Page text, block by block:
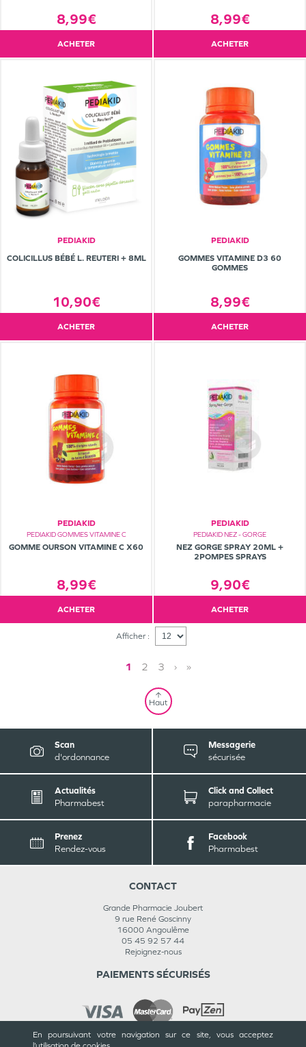
En poursuivant votre navigation sur ce site, vous acceptez
8,99€
ACHETER
8,99€
ACHETER
PEDIAKID
COLICILLUS BÉBÉ L. REUTERI + 8ML
10,90€
ACHETER
PEDIAKID
GOMMES VITAMINE D3 60
GOMMES
8,99€
ACHETER
PEDIAKID
PEDIAKID GOMMES VITAMINE C
GOMME OURSON VITAMINE C X60
8,99€
ACHETER
PEDIAKID
PEDIAKID NEZ - GORGE
NEZ GORGE SPRAY 20ML +
2POMPES SPRAYS
9,90€
ACHETER
Afficher :
1 2 3 › »
Haut
Scan
d'ordonnance
Messagerie
sécurisée
Actualités
Pharmabest
Click and Collect
parapharmacie
Prenez
Rendez-vous
Facebook
Pharmabest
CONTACT
Grande Pharmacie Joubert
9 rue René Goscinny
16000 Angoulême
05 45 92 57 44
Rejoignez-nous
PAIEMENTS SÉCURISÉS